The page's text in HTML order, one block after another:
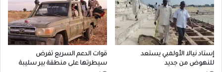
إستاد نيالا الأولمبي يستعد
للنهوض من جديد
قوات الدعم السريع تفرض
سيطرتها على منطقة بير سليبة